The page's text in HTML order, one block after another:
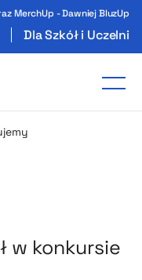
MerchUp - Dawniej BluzUp
Dla Szkół i Uczelni
i gadżety
w konkursie